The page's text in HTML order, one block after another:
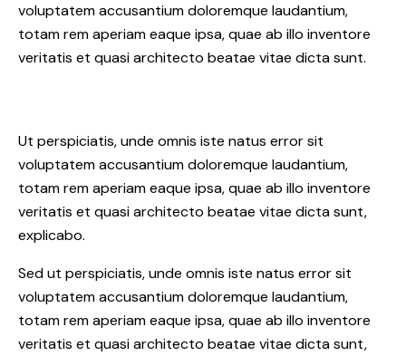
voluptatem accusantium doloremque laudantium,
totam rem aperiam eaque ipsa, quae ab illo inventore
veritatis et quasi architecto beatae vitae dicta sunt.
Ut perspiciatis, unde omnis iste natus error sit
voluptatem accusantium doloremque laudantium,
totam rem aperiam eaque ipsa, quae ab illo inventore
veritatis et quasi architecto beatae vitae dicta sunt,
explicabo.
Sed ut perspiciatis, unde omnis iste natus error sit
voluptatem accusantium doloremque laudantium,
totam rem aperiam eaque ipsa, quae ab illo inventore
veritatis et quasi architecto beatae vitae dicta sunt,